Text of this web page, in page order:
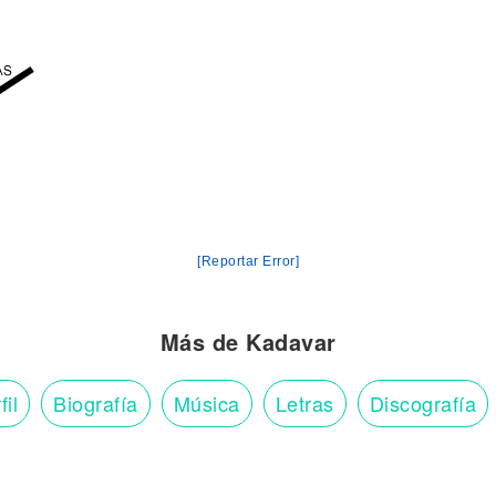
[Reportar Error]
Más de Kadavar
Biografía Música Letras Discografía